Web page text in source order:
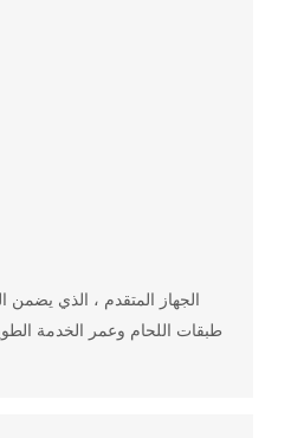
طبقات اللحام وعمر الخدمة